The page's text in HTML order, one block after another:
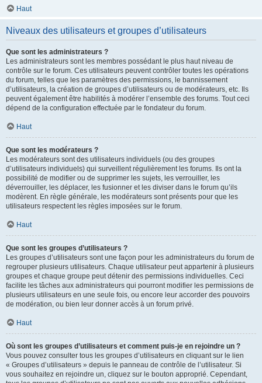
Haut
Niveaux des utilisateurs et groupes d’utilisateurs
Que sont les administrateurs ?
Les administrateurs sont les membres possédant le plus haut niveau de
contrôle sur le forum. Ces utilisateurs peuvent contrôler toutes les opérations
du forum, telles que les paramètres des permissions, le bannissement
d’utilisateurs, la création de groupes d’utilisateurs ou de modérateurs, etc. Ils
peuvent également être habilités à modérer l’ensemble des forums. Tout ceci
dépend de la configuration effectuée par le fondateur du forum.
Haut
Que sont les modérateurs ?
Les modérateurs sont des utilisateurs individuels (ou des groupes
d’utilisateurs individuels) qui surveillent régulièrement les forums. Ils ont la
possibilité de modifier ou de supprimer les sujets, les verrouiller, les
déverrouiller, les déplacer, les fusionner et les diviser dans le forum qu’ils
modèrent. En règle générale, les modérateurs sont présents pour que les
utilisateurs respectent les règles imposées sur le forum.
Haut
Que sont les groupes d’utilisateurs ?
Les groupes d’utilisateurs sont une façon pour les administrateurs du forum de
regrouper plusieurs utilisateurs. Chaque utilisateur peut appartenir à plusieurs
groupes et chaque groupe peut détenir des permissions individuelles. Ceci
facilite les tâches aux administrateurs qui pourront modifier les permissions de
plusieurs utilisateurs en une seule fois, ou encore leur accorder des pouvoirs
de modération, ou bien leur donner accès à un forum privé.
Haut
Où sont les groupes d’utilisateurs et comment puis-je en rejoindre un ?
Vous pouvez consulter tous les groupes d’utilisateurs en cliquant sur le lien
« Groupes d’utilisateurs » depuis le panneau de contrôle de l’utilisateur. Si
vous souhaitez en rejoindre un, cliquez sur le bouton approprié. Cependant,